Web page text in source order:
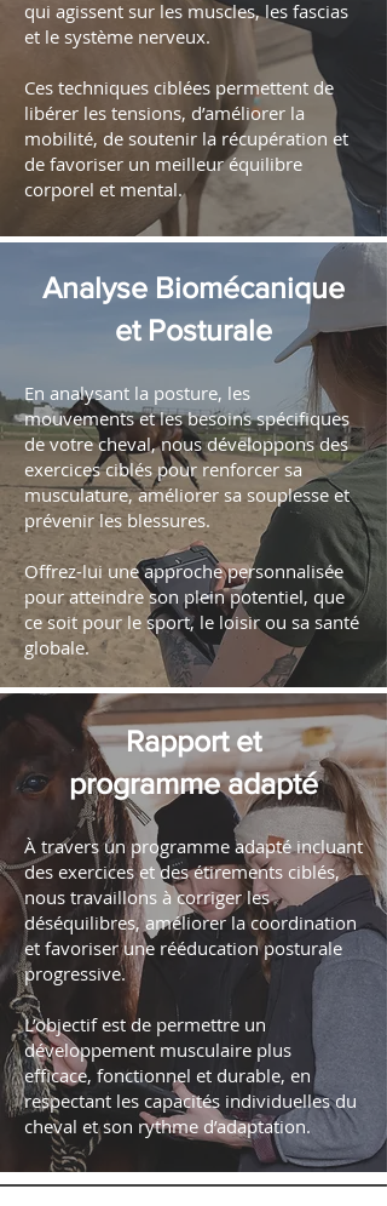
qui agissent sur les muscles, les fascias
et le système nerveux.
Ces techniques ciblées permettent de
libérer les tensions, d’améliorer la
mobilité, de soutenir la récupération et
de favoriser un meilleur équilibre
corporel et mental.​
Analyse Biomécanique
et Posturale
En analysant la posture, les
mouvements et les besoins spécifiques
de votre cheval, nous développons des
exercices ciblés pour renforcer sa
musculature, améliorer sa souplesse et
prévenir les blessures.
Offrez-lui une approche personnalisée
pour atteindre son plein potentiel, que
ce soit pour le sport, le loisir ou sa santé
globale.
Rapport et
programme adapté
À travers un programme adapté incluant
des exercices et des étirements ciblés,
nous travaillons à corriger les
déséquilibres, améliorer la coordination
et favoriser une rééducation posturale
progressive.
L’objectif est de permettre un
développement musculaire plus
efficace, fonctionnel et durable, en
respectant les capacités individuelles du
cheval et son rythme d’adaptation.